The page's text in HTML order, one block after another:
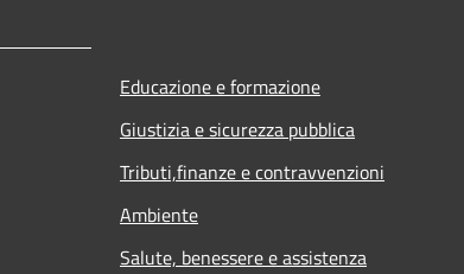
Educazione e formazione
Giustizia e sicurezza pubblica
Tributi,finanze e contravvenzioni
Ambiente
Salute, benessere e assistenza